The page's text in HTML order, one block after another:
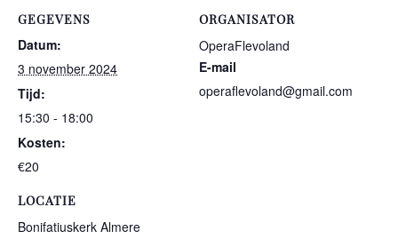
GEGEVENS
Datum:
3 november 2024
Tijd:
15:30 - 18:00
Kosten:
€20
LOCATIE
Bonifatiuskerk Almere
ORGANISATOR
OperaFlevoland
E-mail
operaflevoland@gmail.com